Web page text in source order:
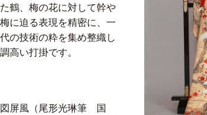
鶴、梅の花に対して幹や
に迫る表現を精密に、一
の技術の粋を集め整織し
高い打掛です。
屏風（尾形光琳筆 国